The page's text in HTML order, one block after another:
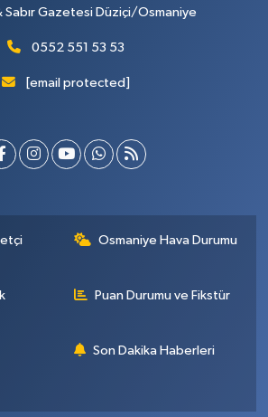
Sabır Gazetesi Düziçi/Osmaniye
0552 551 53 53
[email protected]
Osmaniye Hava Durumu
Puan Durumu ve Fikstür
Son Dakika Haberleri